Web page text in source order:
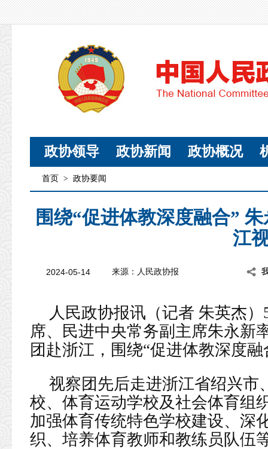
政协领导 政协新闻 政协概况
首页 > 政协要闻
围绕“促进体教深度融合”
江
2024-05-14 来源：人民政协报
人民政协报讯（记者 朱英杰
席、民进中央常务副主席朱永新
团赴浙江，围绕“促进体教深度
视察团先后走进浙江省绍兴市
校、体育运动学校及社会体育组
加强体育传统特色学校建设、深
织、培养体育教师和教练员队伍